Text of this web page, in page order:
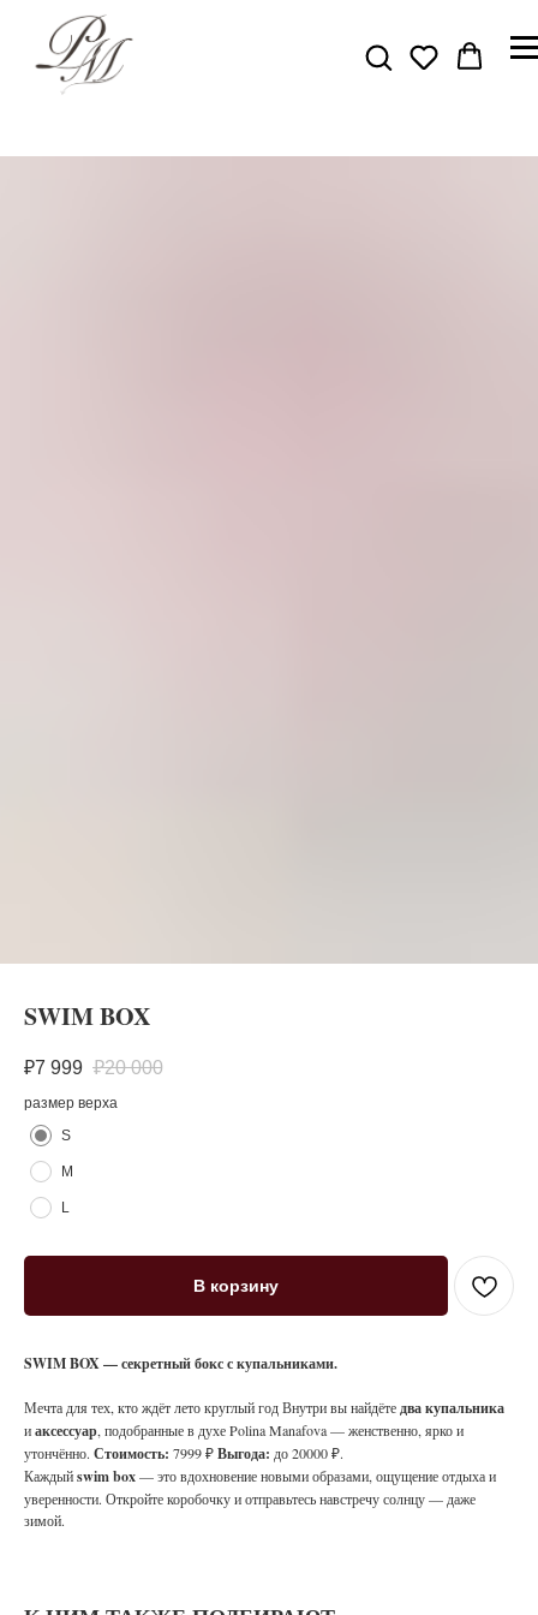
SWIM BOX
₽7 999 ₽20 000
размер верха
S
M
L
В корзину
SWIM BOX — секретный бокс с купальниками.
Мечта для тех, кто ждёт лето круглый год Внутри вы найдётедва купальника
иаксессуар, подобранные в духе Polina Manafova — женственно, ярко и
утончённо. Стоимость: 7999 ₽Выгода: до 20000 ₽.
Каждыйswim box— это вдохновение новыми образами, ощущение отдыха и
уверенности. Откройте коробочку и отправьтесь навстречу солнцу — даже
зимой.